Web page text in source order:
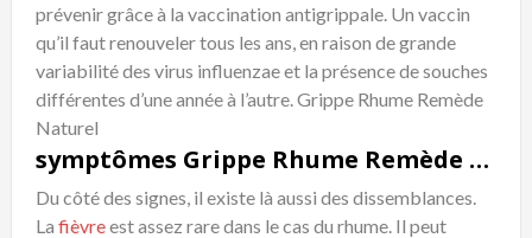
prévenir grâce à la vaccination antigrippale. Un vaccin
qu’il faut renouveler tous les ans, en raison de grande
variabilité des virus influenzae et la présence de souches
différentes d’une année à l’autre. Grippe Rhume Remède
Naturel
symptômes Grippe Rhume Remède Naturel
Du côté des signes, il existe là aussi des dissemblances.
La fièvreest assez rare dans le cas du rhume. Il peut